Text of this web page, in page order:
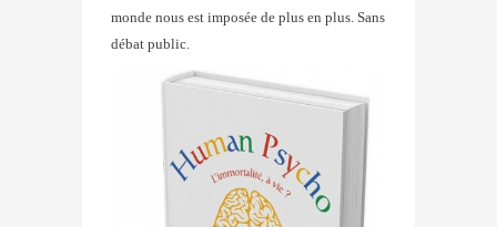
monde nous est imposée de plus en plus. Sans
débat public.